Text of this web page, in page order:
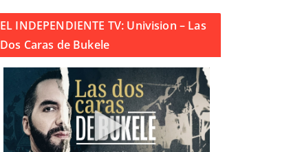
EL INDEPENDIENTE TV: Univision – Las
Dos Caras de Bukele